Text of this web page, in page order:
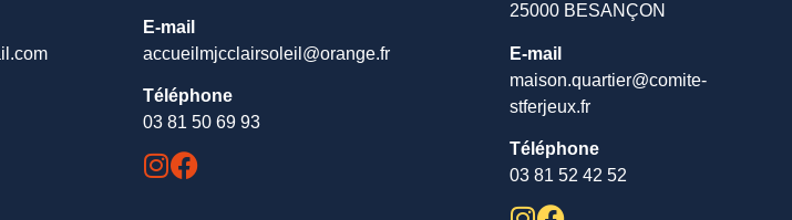
E-mail
accueilmjcclairsoleil@orange.fr
Téléphone
03 81 50 69 93
25000 BESANÇON
E-mail
maison.quartier@comite-
stferjeux.fr
Téléphone
03 81 52 42 52